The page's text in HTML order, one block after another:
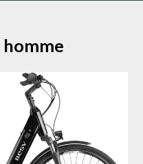
homme